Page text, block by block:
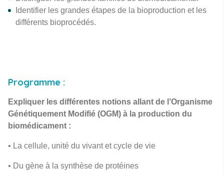
Identifier les grandes étapes de la bioproduction et les
différents bioprocédés.
Programme :
Expliquer les différentes notions allant de l’Organisme
Génétiquement Modifié (OGM) à la production du
biomédicament :
• La cellule, unité du vivant et cycle de vie
• Du gène à la synthèse de protéines